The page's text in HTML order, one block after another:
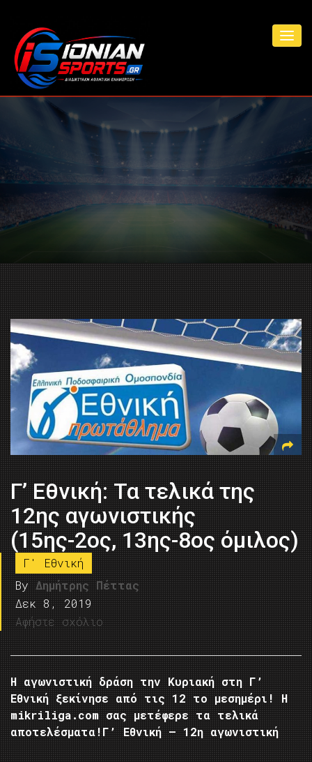
Γ’ Εθνική: Τα τελικά της
12ης αγωνιστικής
(15ης-2ος, 13ης-8ος όμιλος)
Γ' Εθνική
By Δημήτρης Πέττας
Δεκ 8, 2019
Αφήστε σχόλιο
Η αγωνιστική δράση την Κυριακή στη Γ’
Εθνική ξεκίνησε από τις 12 το μεσημέρι! Η
mikriliga.com σας μετέφερε τα τελικά
αποτελέσματα!Γ’ Εθνική – 12η αγωνιστική